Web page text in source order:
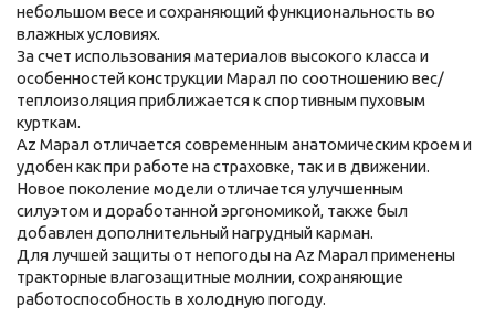
небольшом весе и сохраняющий функциональность во
влажных условиях.
За счет использования материалов высокого класса и
особенностей конструкции Марал по соотношению вес/
теплоизоляция приближается к спортивным пуховым
курткам.
Az Марал отличается современным анатомическим кроем и
удобен как при работе на страховке, так и в движении.
Новое поколение модели отличается улучшенным
силуэтом и доработанной эргономикой, также был
добавлен дополнительный нагрудный карман.
Для лучшей защиты от непогоды на Az Марал применены
тракторные влагозащитные молнии, сохраняющие
работоспособность в холодную погоду.